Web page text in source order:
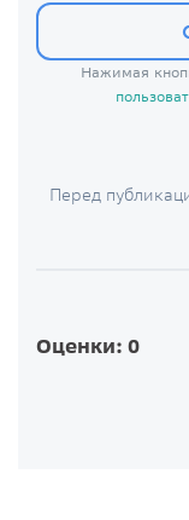
Нажимая
Перед
Оценки: 0